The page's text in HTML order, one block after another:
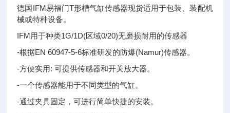
德国IFM易福门T形槽气缸传感器现货适用于包装、装配机
械或特种设备。
IFM用于种类1G/1D(区域0/20)无磨损耐用的传感器
-根据EN 60947-5-6标准研发的防爆(Namur)传感器。
-方便实用: 可提供传感器和开关放大器。
-一个传感器能用于不同类型的气缸。
-通过夹具固定，可进行简单快捷的安装。